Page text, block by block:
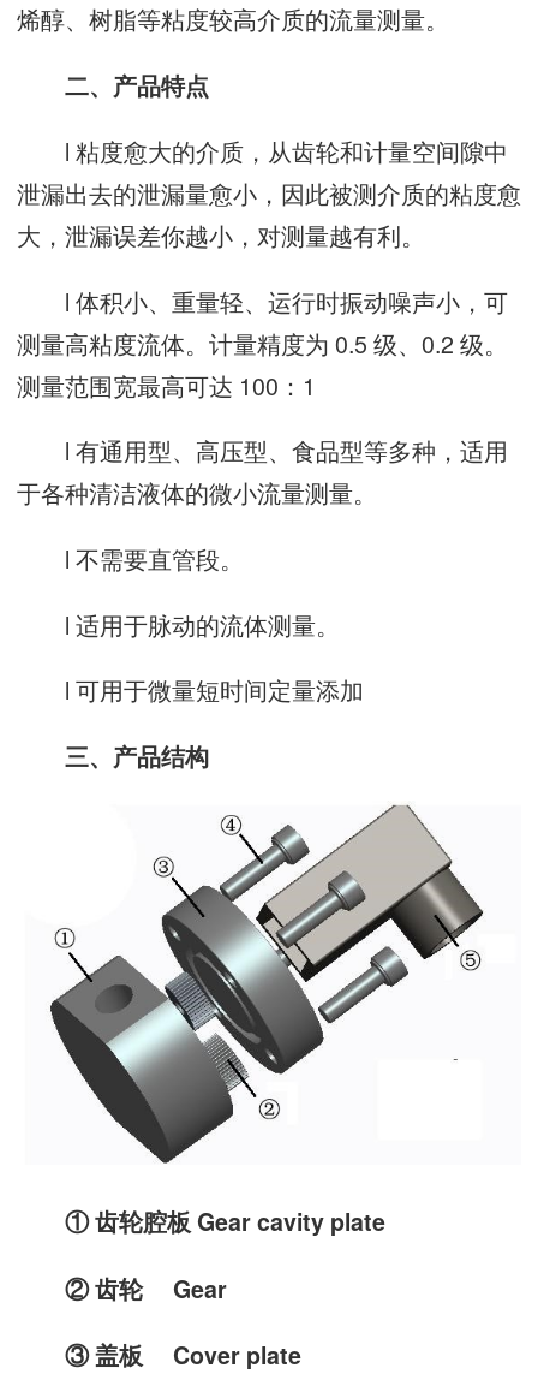
烯醇、树脂等粘度较高介质的流量测量。
二、产品特点
l 粘度愈大的介质，从齿轮和计量空间隙中
泄漏出去的泄漏量愈小，因此被测介质的粘度愈
大，泄漏误差你越小，对测量越有利。
l 体积小、重量轻、运行时振动噪声小，可
测量高粘度流体。计量精度为 0.5 级、0.2 级。
测量范围宽最高可达 100：1
l 有通用型、高压型、食品型等多种，适用
于各种清洁液体的微小流量测量。
l 不需要直管段。
l 适用于脉动的流体测量。
l 可用于微量短时间定量添加
三、产品结构
① 齿轮腔板 Gear cavity plate
② 齿轮 Gear
③ 盖板 Cover plate